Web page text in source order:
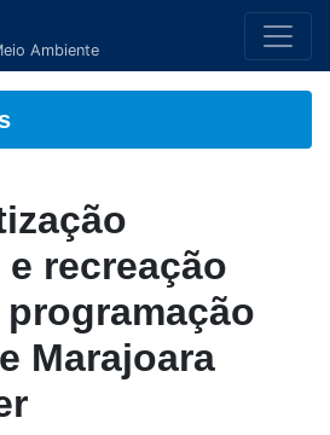
Ambiente
recreação
programação
Marajoara